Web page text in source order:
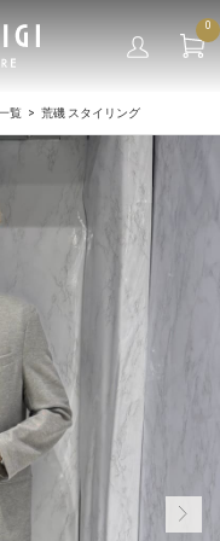
0
覧 荒磯 スタイリング